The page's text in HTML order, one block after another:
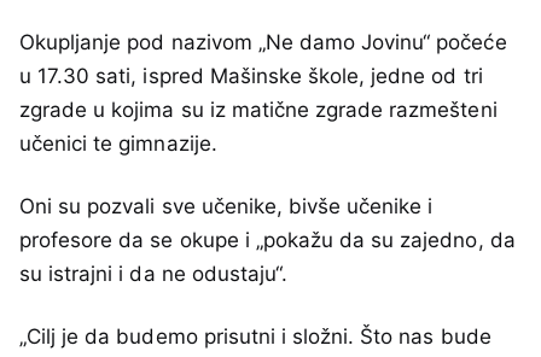
Okupljanje pod nazivom „Ne damo Jovinu“ počeće
u 17.30 sati, ispred Mašinske škole, jedne od tri
zgrade u kojima su iz matične zgrade razmešteni
učenici te gimnazije.
Oni su pozvali sve učenike, bivše učenike i
profesore da se okupe i „pokažu da su zajedno, da
su istrajni i da ne odustaju“.
„Cilj je da budemo prisutni i složni. Što nas bude